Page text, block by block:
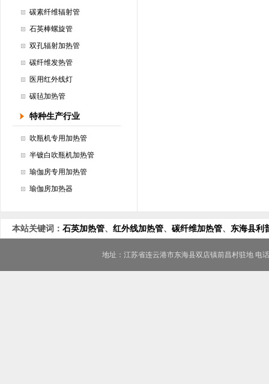
碳素纤维辐射管
石英棒螺旋管
双孔辐射加热管
碳纤维发热管
医用红外线灯
碳毡加热管
特种生产行业
吹瓶机专用加热管
半镀白吹瓶机加热管
瑜伽房专用加热管
瑜伽房加热器
本站关键词： 石英加热管、 红外线加热管、 碳纤维加热管、 东海县利
地址：江苏省连云港市东海县双店镇前昌村驻地 电话